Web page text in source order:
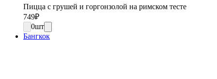
Пицца с грушей и горгонзолой на римском тесте
749₽
0шт
Бангкок